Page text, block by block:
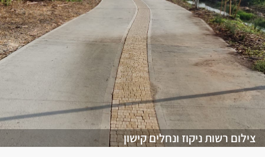
צילום רשות ניקוז ונחלים קישון